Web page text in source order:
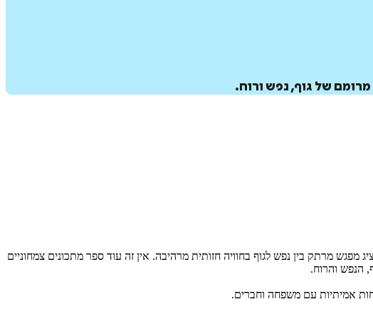
של גוף, נפש ורוח.
מרתק בין נפש לגוף בחוויה חזותית מרהיבה. אין זה עוד ספר מתכונים צמחוניים
הנפש והרוח.
אמיתיות עם משפחה וחברים.